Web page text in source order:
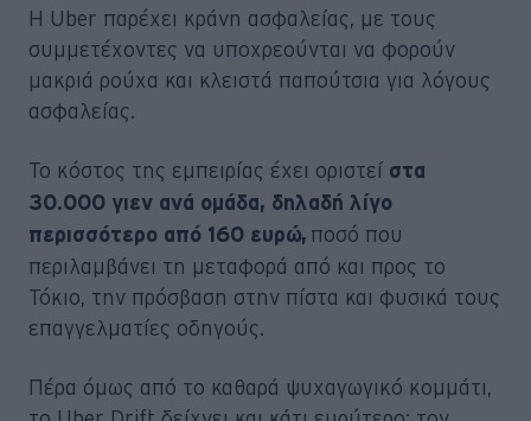
Η Uber παρέχει κράνη ασφαλείας, με τους
συμμετέχοντες να υποχρεούνται να φορούν
μακριά ρούχα και κλειστά παπούτσια για λόγους
ασφαλείας.
Το κόστος της εμπειρίας έχει οριστεί στα
30.000 γιεν ανά ομάδα, δηλαδή λίγο
περισσότερο από 160 ευρώ, ποσό που
περιλαμβάνει τη μεταφορά από και προς το
Τόκιο, την πρόσβαση στην πίστα και φυσικά τους
επαγγελματίες οδηγούς.
Πέρα όμως από το καθαρά ψυχαγωγικό κομμάτι,